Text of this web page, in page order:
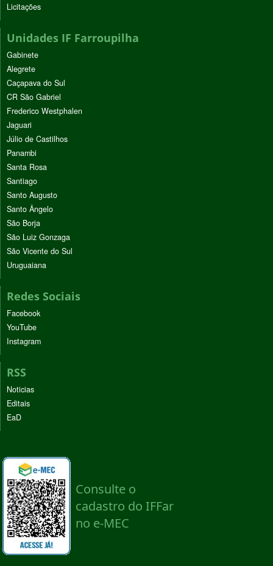
Licitações
Unidades IF Farroupilha
Gabinete
Alegrete
Caçapava do Sul
CR São Gabriel
Frederico Westphalen
Jaguari
Júlio de Castilhos
Panambi
Santa Rosa
Santiago
Santo Augusto
Santo Ângelo
São Borja
São Luiz Gonzaga
São Vicente do Sul
Uruguaiana
Redes Sociais
Facebook
YouTube
Instagram
RSS
Noticias
Editais
EaD